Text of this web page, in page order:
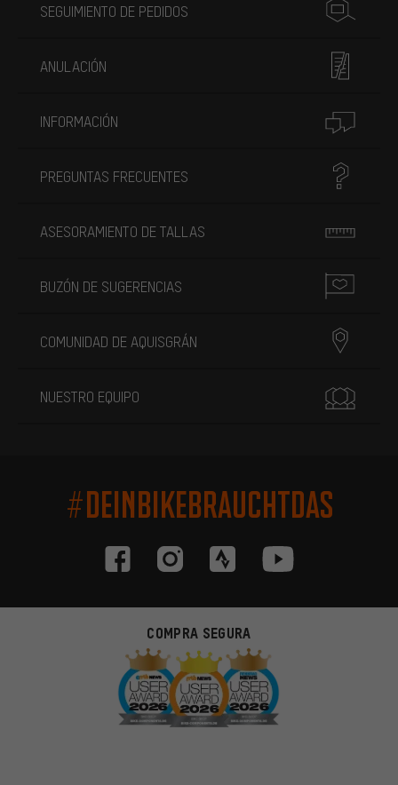
SEGUIMIENTO DE PEDIDOS
ANULACIÓN
INFORMACIÓN
PREGUNTAS FRECUENTES
ASESORAMIENTO DE TALLAS
BUZÓN DE SUGERENCIAS
COMUNIDAD DE AQUISGRÁN
NUESTRO EQUIPO
#DEINBIKEBRAUCHTDAS
COMPRA SEGURA